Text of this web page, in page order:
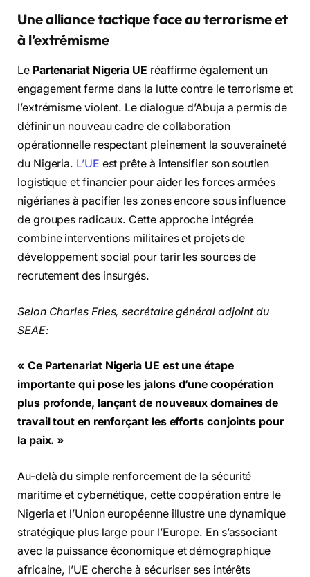
Une alliance tactique face au terrorisme et
à l’extrémisme
Le Partenariat Nigeria UE réaffirme également un
engagement ferme dans la lutte contre le terrorisme et
l’extrémisme violent. Le dialogue d’Abuja a permis de
définir un nouveau cadre de collaboration
opérationnelle respectant pleinement la souveraineté
du Nigeria. L’UE est prête à intensifier son soutien
logistique et financier pour aider les forces armées
nigérianes à pacifier les zones encore sous influence
de groupes radicaux. Cette approche intégrée
combine interventions militaires et projets de
développement social pour tarir les sources de
recrutement des insurgés.
Selon Charles Fries, secrétaire général adjoint du
SEAE:
« Ce Partenariat Nigeria UE est une étape
importante qui pose les jalons d’une coopération
plus profonde, lançant de nouveaux domaines de
travail tout en renforçant les efforts conjoints pour
la paix. »
Au-delà du simple renforcement de la sécurité
maritime et cybernétique, cette coopération entre le
Nigeria et l’Union européenne illustre une dynamique
stratégique plus large pour l’Europe. En s’associant
avec la puissance économique et démographique
africaine, l’UE cherche à sécuriser ses intérêts